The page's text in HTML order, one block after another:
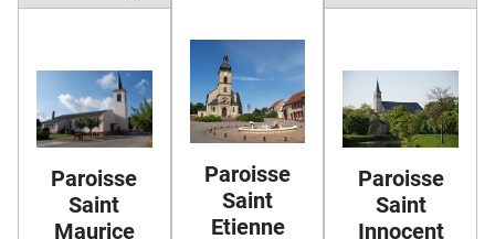
Paroisse
Saint
Maurice
Paroisse
Saint
Etienne
Paroisse
Saint
Innocent